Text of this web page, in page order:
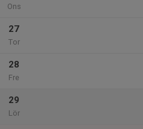
Ons
27
Tor
28
Fre
29
Lör